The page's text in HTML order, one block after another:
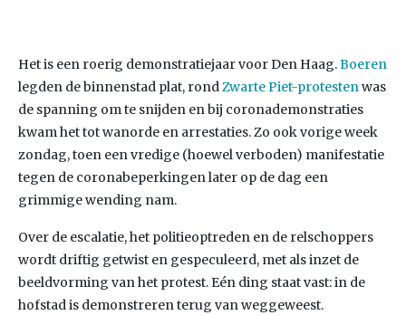
Het is een roerig demonstratiejaar voor Den Haag.Boeren
legden de binnenstad plat, rondZwarte Piet-protestenwas
de spanning om te snijden en bij coronademonstraties
kwam het tot wanorde en arrestaties. Zo ook vorige week
zondag, toen een vredige (hoewel verboden) manifestatie
tegen de coronabeperkingen later op de dag een
grimmige wending nam.
Over de escalatie, het politieoptreden en de relschoppers
wordt driftig getwist en gespeculeerd, met als inzet de
beeldvorming van het protest. Eén ding staat vast: in de
hofstad is demonstreren terug van weggeweest.